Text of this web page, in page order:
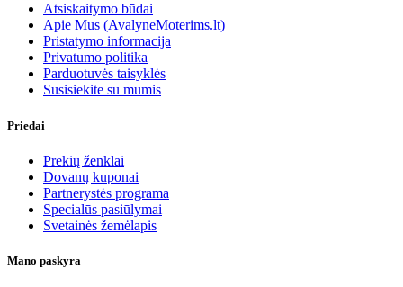
Atsiskaitymo būdai
Apie Mus (AvalyneMoterims.lt)
Pristatymo informacija
Privatumo politika
Parduotuvės taisyklės
Susisiekite su mumis
Priedai
Prekių ženklai
Dovanų kuponai
Partnerystės programa
Specialūs pasiūlymai
Svetainės žemėlapis
Mano paskyra